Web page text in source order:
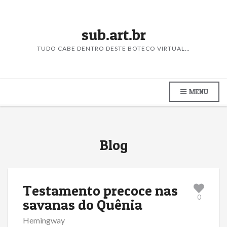
sub.art.br
TUDO CABE DENTRO DESTE BOTECO VIRTUAL…
MENU
Blog
Testamento precoce nas
savanas do Quênia
0
Hemingway